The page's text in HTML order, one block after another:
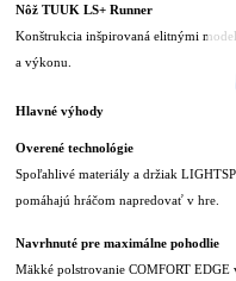
Nôž TUUK LS+ Runner
Konštrukcia inšpirovaná elitnými
a výkonu.
Hlavné výhody
Overené technológie
Spoľahlivé materiály a držiak
pomáhajú hráčom napredovať v hre.
Navrhnuté pre maximálne pohodlie
Mäkké polstrovanie COMFORT